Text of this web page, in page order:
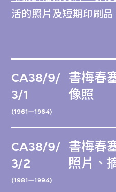
活的照片及短期印刷
CA38/9/
3/1
(1961—1964)
書梅春
像照
CA38/9/
3/2
(1981—1994)
書梅春
照片、